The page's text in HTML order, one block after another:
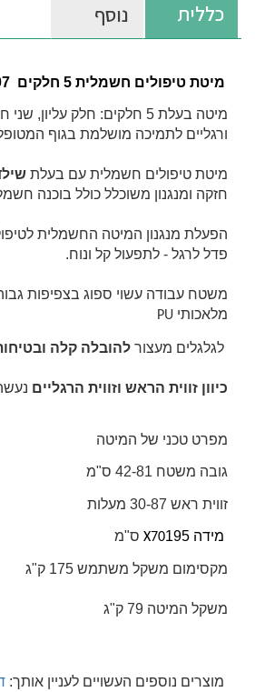
כללית
נוסף
מיטת טיפולים חשמלית 5 חלקים
מיטה בעלת 5 חלקים: חלק עליון,
ורגליים לתמיכה מושלמת בגוף
מיטת טיפולים חשמלית עם בעלת
חזקה ומנגנון משוכלל כולל בוכנה
הפעלת מנגנון המיטה החשמלית
פדל לרגל - לתפעול קל ונוח.
משטח עבודה עשוי ספוג בצפיפות
מלאכותי PU
לגלגלים מעצור להובלה קלה
כיוון זווית הראש וזווית הרגליים
מפרט טכני של המיטה
גובה משטח 42-81 ס"מ
זווית ראש 30-87 מעלות
מידה 195 X70 ס"מ
מקסימום משקל משתמש 175 ק"ג
משקל המיטה 79 ק"ג
מוצרים נוספים העשויים לעניין אותך: